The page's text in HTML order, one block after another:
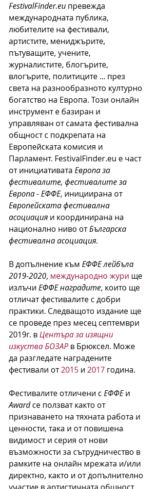
FestivalFinder.eu превежда
международната публика,
любителите на фестивали,
артистите, мениджърите,
пътуващите, учените,
журналистите, блогърите,
влогърите, политиците ... през
света на разнообразното културно
богатство на Европа. Този онлайн
инструмент е базиран и
управляван от самата фестивална
общност с подкрепата на
Европейската комисия и
Парламент. FestivalFinder.eu е част
от инициативата Европа за
фестивалите, фестивалите за
Европа - ЕФФЕ, инициирана от
Европейската фестивална
асоциация и координирана на
национално ниво от Българска
фестивална асоциация.
В допълнение към ЕФФЕ лейбъла
2019-2020, международно жури ще
излъчи ЕФФЕ наградите, които ще
отличат фестивалите с добри
практики. Следващото издание ще
се проведе през месец септември
2019г. в Центъра за изящни
изкуства БОЗАР в Брюксел. Може
да разгледате наградените
фестивали от 2015 и 2017 година.
Фестивалите отличени с ЕФФЕ и
Award се ползват както от
признаването на тяхната работа и
ценности, така и от повишена
видимост и серия от нови
възможности за сътрудничество в
рамките на онлайн мрежата и/или
директно, както и от допълнително